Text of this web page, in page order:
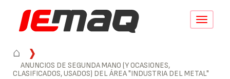
Conmutar
⌂
ANUNCIOS DE SEGUNDA MANO (Y OCASIONES,
CLASIFICADOS, USADOS) DEL ÁREA "INDUSTRIA DEL METAL"